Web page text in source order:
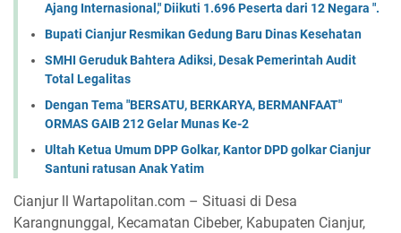
Ajang Internasional," Diikuti 1.696 Peserta dari 12 Negara ".
Bupati Cianjur Resmikan Gedung Baru Dinas Kesehatan
SMHI Geruduk Bahtera Adiksi, Desak Pemerintah Audit
Total Legalitas
Dengan Tema "BERSATU, BERKARYA, BERMANFAAT"
ORMAS GAIB 212 Gelar Munas Ke-2
Ultah Ketua Umum DPP Golkar, Kantor DPD golkar Cianjur
Santuni ratusan Anak Yatim
Cianjur ll Wartapolitan.com – Situasi di Desa
Karangnunggal, Kecamatan Cibeber, Kabupaten Cianjur,